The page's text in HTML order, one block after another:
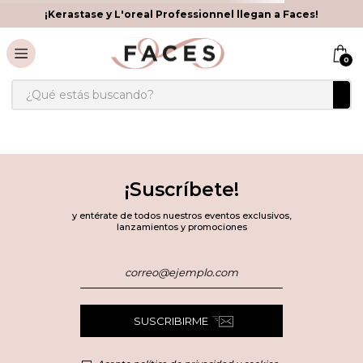
¡Kerastase y L'oreal Professionnel llegan a Faces!
0
¿Qué estás buscando?
¡Suscríbete!
y entérate de todos nuestros eventos exclusivos,
lanzamientos y promociones
SUSCRIBIRME